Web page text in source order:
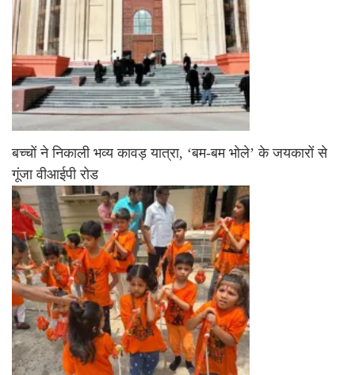
बच्चों ने निकाली भव्य कावड़ यात्रा, ‘बम-बम भोले’ के जयकारों से
गूंजा वीआईपी रोड